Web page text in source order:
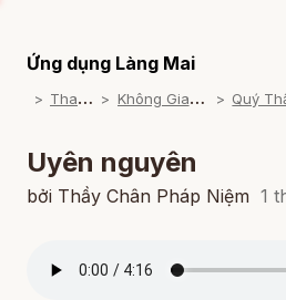
English
Deutsch
Ứng dụng Làng Mai
T
ham khảo K
hông Gian Thiền Ca
Uyên nguyên
bởi Thầy Chân Pháp Niệm 1